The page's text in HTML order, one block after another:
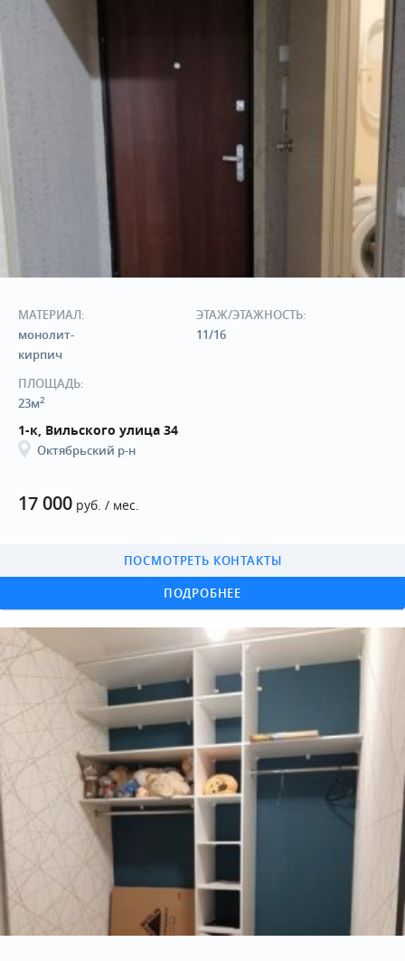
17 000 руб. / мес.
1-к, Вильского улица 34
Октябрьский р-н
ПОДРОБНЕЕ
ПОСМОТРЕТЬ КОНТАКТЫ
МАТЕРИАЛ:
монолит-
кирпич
ЭТАЖ/ЭТАЖНОСТЬ:
11/16
ПЛОЩАДЬ:
23м2